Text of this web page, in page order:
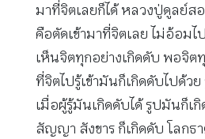
มาที่จิตเลยก็ได้ หลวงปู่ดูลย์
คือตัดเข้ามาที่จิตเลย ไม่อ้อม
เห็นจิตทุกอย่างเกิดดับ พอจิต
ที่จิตไปรู้เข้ามันก็เกิดดับไปด้ว
เมื่อผู้รู้มันเกิดดับได้ รูปมันก็เ
สัญญา สังขาร ก็เกิดดับ โลกธ